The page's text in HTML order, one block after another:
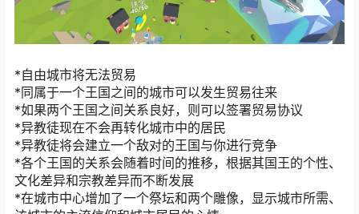
*自由城市将无法贸易
*同属于一个王国之间的城市可以发生贸易往来
*如果两个王国之间关系良好，则可以签署贸易协议
*异教徒现在不会再转化城市中的居民
*异教徒将会建立一个敌对的王国与你进行竞争
*各个王国的关系会随着时间的推移，根据其国王的个性、
文化差异和宗教差异而不断发展
*在城市中心增加了一个祭坛和两个雕像，显示城市所需、